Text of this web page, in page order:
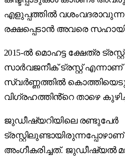
എളുപ്പത്തിൽ വശംവദരാവുന്നു.
രക്ഷപ്പെടാൻ അവരെ
2015-ൽ മൊഹട്ട ക്ഷേത്ര
സാർവജനീക് ട്രസ്റ്റ്
സ്വർണ്ണത്തിൽ
വിഗ്രഹത്തിൻ്റെ താഴെ
ജുഡീഷ്യറിയിലെ രണ്ടുപേർ
ട്രസ്റ്റിലുണ്ടായിരുന്നപ്പോഴാണ്
അംഗീകരിച്ചത്. ജുഡീഷ്യൽ